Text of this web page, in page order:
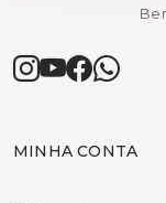
MINHA CONTA